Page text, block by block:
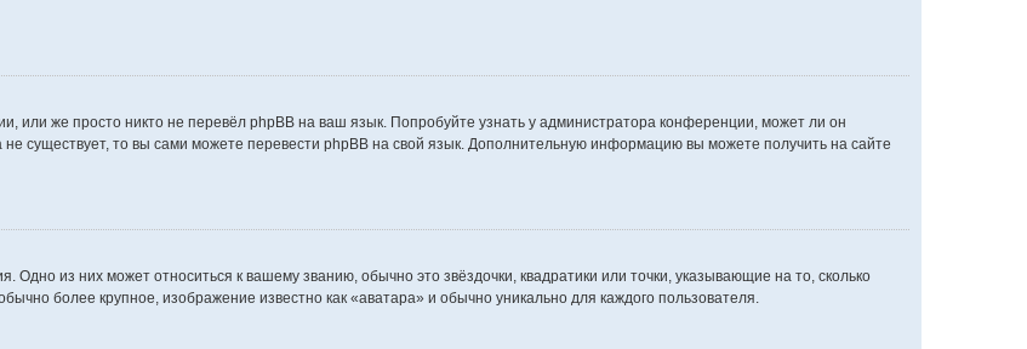
или же просто никто не перевёл phpBB на ваш язык. Попробуйте узнать у администратора конференции, может ли он
не существует, то вы сами можете перевести phpBB на свой язык. Дополнительную информацию вы можете получить на сайте
Одно из них может относиться к вашему званию, обычно это звёздочки, квадратики или точки, указывающие на то, сколько
более крупное, изображение известно как «аватара» и обычно уникально для каждого пользователя.